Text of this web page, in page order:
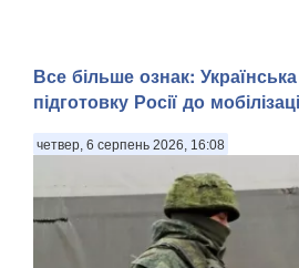
Все більше ознак:
підготовку Росії до
четвер, 6 серпень 2026, 16:08